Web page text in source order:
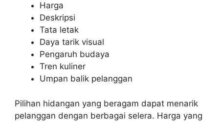
Harga
Deskripsi
Tata letak
Daya tarik visual
Pengaruh budaya
Tren kuliner
Umpan balik pelanggan
Pilihan hidangan yang beragam dapat menarik
pelanggan dengan berbagai selera. Harga yang